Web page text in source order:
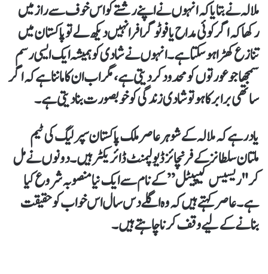
ملالہ نے بتایا کہ انہوں نے اپنے رشتے کو اس خوف سے راز میں
رکھا کہ اگر کوئی مداح یا فوٹوگرافر انہیں دیکھ لے تو پاکستان میں
تنازع کھڑا ہو سکتا ہے۔ انہوں نے شادی کو ہمیشہ ایک ایسی رسم
سمجھا جو عورتوں کو محدود کر دیتی ہے، مگر اب ان کا ماننا ہے کہ اگر
ساتھی برابر کا ہو تو شادی زندگی کو خوبصورت بنا دیتی ہے۔
یاد رہے کہ ملالہ کے شوہر عاصر ملک پاکستان سپر لیگ کی ٹیم
ملتان سلطانز کے فرنچائز ڈیولپمنٹ ڈائریکٹر ہیں۔ دونوں نے مل
کر "ریسیس کیپیٹل” کے نام سے ایک نیا منصوبہ شروع کیا
ہے۔ عاصر کہتے ہیں کہ وہ اگلے دس سال اس خواب کو حقیقت
بنانے کے لیے وقف کرنا چاہتے ہیں۔